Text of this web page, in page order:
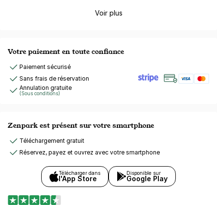
Voir plus
Votre paiement en toute confiance
Paiement sécurisé
Sans frais de réservation
Annulation gratuite
(Sous conditions)
Zenpark est présent sur votre smartphone
Téléchargement gratuit
Réservez, payez et ouvrez avec votre smartphone
Télécharger dans
l'App Store
Disponible sur
Google Play